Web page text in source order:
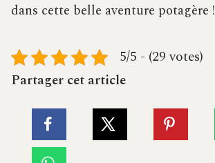
dans cette belle aventure potagère !
5/5 - (29 votes)
Partager cet article